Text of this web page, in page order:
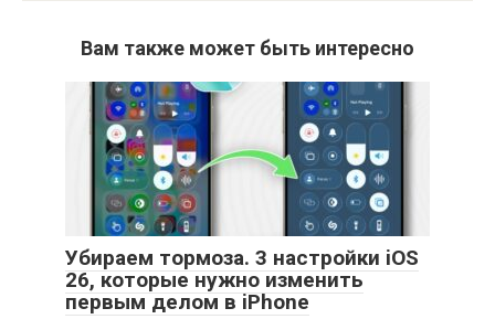
Вам также может быть интересно
Убираем тормоза. 3 настройки iOS
26, которые нужно изменить
первым делом в iPhone